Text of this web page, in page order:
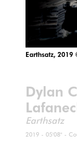
Earthsatz,
Dylan
Earthsatz
2019 - 05'08" -